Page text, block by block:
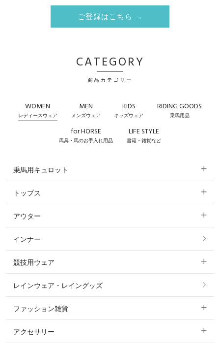
ご登録はこちら →
CATEGORY
商品カテゴリー
WOMEN
レディースウェア
MEN
メンズウェア
KIDS
キッズウェア
RIDING GOODS
乗馬用品
for HORSE
馬具・馬のお手入れ用品
LIFE STYLE
書籍・雑貨など
乗馬用キュロット
すべてのキュロット
フルグリップ・尻革 キュロット
ニーグリップ・膝革 キュロット
トップス
すべてのトップス
ポロシャツ
カットソー・Tシャツ・タンクトップ
ニット・セーター
アウター
すべてのアウター
コート
ジャケット・ブルゾン
インナー
競技用ウェア
すべての競技用ウェア
ショージャケット
ショーシャツ
レインウェア・レイングッズ
ファッション雑貨
すべてのファッション雑貨
アクセサリー